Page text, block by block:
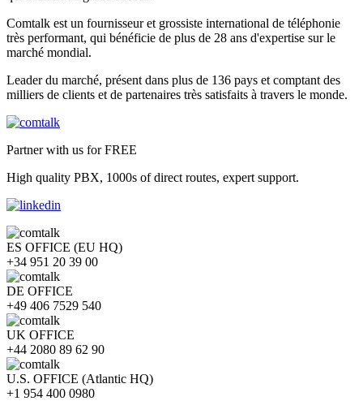
Comtalk est un fournisseur et grossiste international de téléphonie
très performant, qui bénéficie de plus de 28 ans d'expertise sur le
marché mondial.
Leader du marché, présent dans plus de 136 pays et comptant des
milliers de clients et de partenaires très satisfaits à travers le monde.
Partner with us for FREE
High quality PBX, 1000s of direct routes, expert support.
ES OFFICE (EU HQ)
+34 951 20 39 00
DE OFFICE
+49 406 7529 540
UK OFFICE
+44 2080 89 62 90
U.S. OFFICE (Atlantic HQ)
+1 954 400 0980